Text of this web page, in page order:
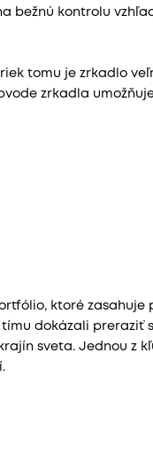
bežnú kontrolu
tomu je zrkadlo
zrkadla
ktoré zasahuje
dokázali preraziť
sveta. Jednou z